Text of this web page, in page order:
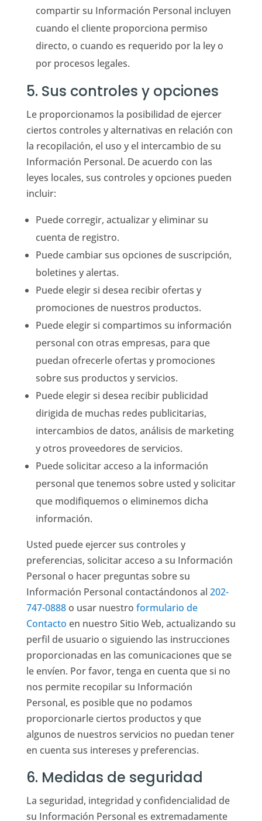
compartir su Información Personal incluyen
cuando el cliente proporciona permiso
directo, o cuando es requerido por la ley o
por procesos legales.
5. Sus controles y opciones
Le proporcionamos la posibilidad de ejercer
ciertos controles y alternativas en relación con
la recopilación, el uso y el intercambio de su
Información Personal. De acuerdo con las
leyes locales, sus controles y opciones pueden
incluir:
Puede corregir, actualizar y eliminar su
cuenta de registro.
Puede cambiar sus opciones de suscripción,
boletines y alertas.
Puede elegir si desea recibir ofertas y
promociones de nuestros productos.
Puede elegir si compartimos su información
personal con otras empresas, para que
puedan ofrecerle ofertas y promociones
sobre sus productos y servicios.
Puede elegir si desea recibir publicidad
dirigida de muchas redes publicitarias,
intercambios de datos, análisis de marketing
y otros proveedores de servicios.
Puede solicitar acceso a la información
personal que tenemos sobre usted y solicitar
que modifiquemos o eliminemos dicha
información.
Usted puede ejercer sus controles y
preferencias, solicitar acceso a su Información
Personal o hacer preguntas sobre su
Información Personal contactándonos al 202-
747-0888o usar nuestro formulario de
Contacto en nuestro Sitio Web, actualizando su
perfil de usuario o siguiendo las instrucciones
proporcionadas en las comunicaciones que se
le envíen. Por favor, tenga en cuenta que si no
nos permite recopilar su Información
Personal, es posible que no podamos
proporcionarle ciertos productos y que
algunos de nuestros servicios no puedan tener
en cuenta sus intereses y preferencias.
6. Medidas de seguridad
La seguridad, integridad y confidencialidad de
su Información Personal es extremadamente